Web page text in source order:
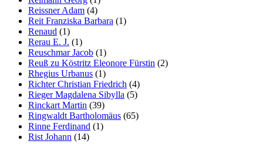
Reissner Adam (4)
Reit Franziska Barbara (1)
Renaud (1)
Rerau E. J. (1)
Reuschmar Jacob (1)
Reuß zu Köstritz Eleonore Fürstin (2)
Rhegius Urbanus (1)
Richter Christian Friedrich (4)
Rieger Magdalena Sibylla (5)
Rinckart Martin (39)
Ringwaldt Bartholomäus (65)
Rinne Ferdinand (1)
Rist Johann (14)